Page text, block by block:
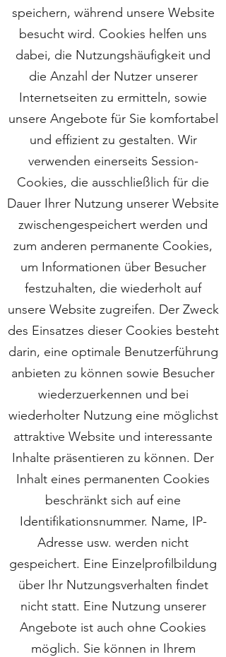
speichern, während unsere Website
besucht wird. Cookies helfen uns
dabei, die Nutzungshäufigkeit und
die Anzahl der Nutzer unserer
Internetseiten zu ermitteln, sowie
unsere Angebote für Sie komfortabel
und effizient zu gestalten. Wir
verwenden einerseits Session-
Cookies, die ausschließlich für die
Dauer Ihrer Nutzung unserer Website
zwischengespeichert werden und
zum anderen permanente Cookies,
um Informationen über Besucher
festzuhalten, die wiederholt auf
unsere Website zugreifen. Der Zweck
des Einsatzes dieser Cookies besteht
darin, eine optimale Benutzerführung
anbieten zu können sowie Besucher
wiederzuerkennen und bei
wiederholter Nutzung eine möglichst
attraktive Website und interessante
Inhalte präsentieren zu können. Der
Inhalt eines permanenten Cookies
beschränkt sich auf eine
Identifikationsnummer. Name, IP-
Adresse usw. werden nicht
gespeichert. Eine Einzelprofilbildung
über Ihr Nutzungsverhalten findet
nicht statt. Eine Nutzung unserer
Angebote ist auch ohne Cookies
möglich. Sie können in Ihrem